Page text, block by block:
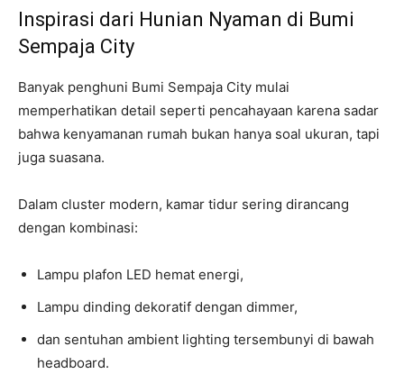
Inspirasi dari Hunian Nyaman di Bumi
Sempaja City
Banyak penghuni Bumi Sempaja City mulai
memperhatikan detail seperti pencahayaan karena sadar
bahwa kenyamanan rumah bukan hanya soal ukuran, tapi
juga suasana.
Dalam cluster modern, kamar tidur sering dirancang
dengan kombinasi:
Lampu plafon LED hemat energi,
Lampu dinding dekoratif dengan dimmer,
dan sentuhan ambient lighting tersembunyi di bawah
headboard.